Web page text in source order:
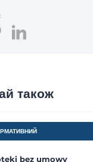
також
bez umowy